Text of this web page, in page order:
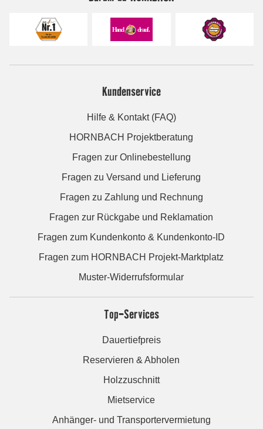
Kundenservice
Hilfe & Kontakt (FAQ)
HORNBACH Projektberatung
Fragen zur Onlinebestellung
Fragen zu Versand und Lieferung
Fragen zu Zahlung und Rechnung
Fragen zur Rückgabe und Reklamation
Fragen zum Kundenkonto & Kundenkonto-ID
Fragen zum HORNBACH Projekt-Marktplatz
Muster-Widerrufsformular
Top-Services
Dauertiefpreis
Reservieren & Abholen
Holzzuschnitt
Mietservice
Anhänger- und Transportervermietung